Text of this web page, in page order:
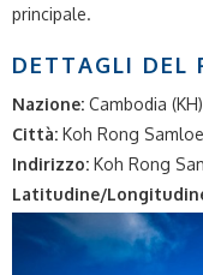
principale.
DETTAGLI DEL
Nazione: Cambodia (KH)
Città: Koh Rong
Indirizzo: Koh Rong
Latitudine/